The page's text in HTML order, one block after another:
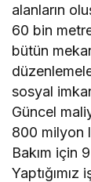
alanların
60 bin
bütün
sosyal
Güncel
800 milyon
Bakım için